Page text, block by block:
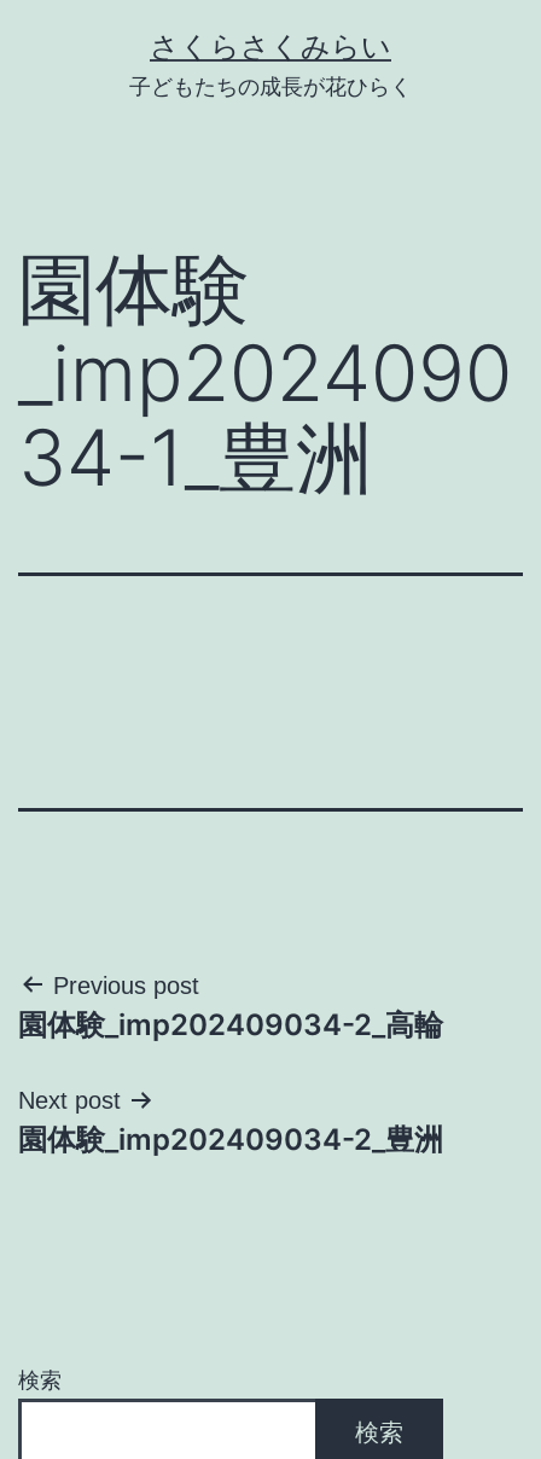
さくらさくみらい
子どもたちの成長が花ひらく
園体験
_imp2024090
34-1_豊洲
投
稿
ナ
ビ
ョ
Previous post
園体験_imp202409034-2_高輪
Next post
園体験_imp202409034-2_豊洲
検索
検索